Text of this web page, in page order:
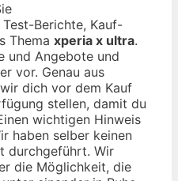
Berichte, Kauf-
Thema xperia x ultra.
und Angebote und
vor. Genau aus
dich vor dem Kauf
stellen, damit du
wichtigen Hinweis
haben selber keinen
durchgeführt. Wir
die Möglichkeit, die